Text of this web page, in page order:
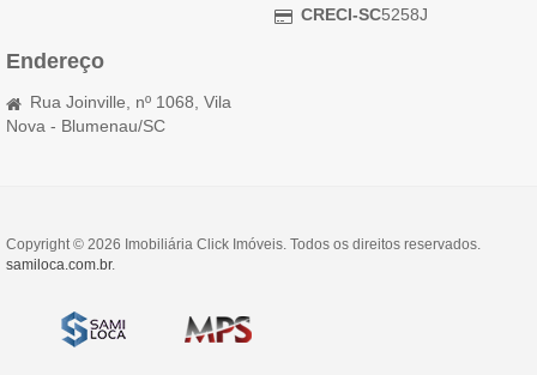
CRECI-SC5258J
Endereço
Rua Joinville, nº 1068, Vila
Nova - Blumenau/SC
Copyright © 2026 Imobiliária Click Imóveis. Todos os direitos reservados.
samiloca.com.br.